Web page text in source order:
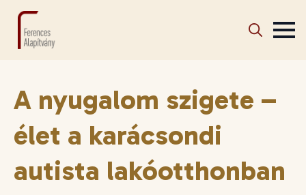
A nyugalom szigete –
élet a karácsondi
autista lakóotthonban